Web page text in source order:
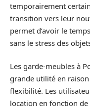
temporairement
transition vers leur
permet d’avoir le
sans le stress des
Les garde-meubles à
grande utilité en
flexibilité. Les
location en fonction